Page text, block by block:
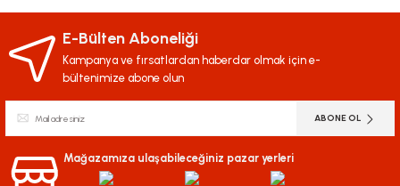
iletebilirsiniz.
Görüş ve önerileriniz için teşekkür ederiz.
Ürün açıklamasında eksik bilgiler bulunuyor.
Ürün fiyatı diğer sitelerden daha pahalı.
E-Bülten Aboneliği
Kampanya ve fırsatlardan haberdar olmak için e-
bültenimize abone olun
ABONE OL
Mağazamıza ulaşabileceğiniz pazar yerleri